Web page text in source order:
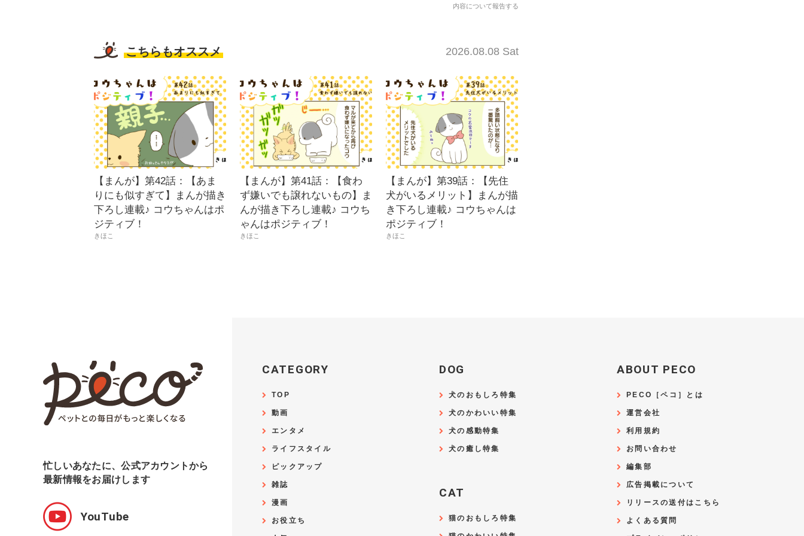
内容について報告する
こちらもオススメ 2026.08.08 Sat
【まんが】第42話：【あま
りにも似すぎて】まんが描き
下ろし連載♪ コウちゃんはポ
ジティブ！
きほこ
【まんが】第41話：【食わ
ず嫌いでも譲れないもの】ま
んが描き下ろし連載♪ コウち
ゃんはポジティブ！
きほこ
【まんが】第39話：【先住
犬がいるメリット】まんが描
き下ろし連載♪ コウちゃんは
ポジティブ！
きほこ
忙しいあなたに、公式アカウントから
最新情報をお届けします
YouTube
CATEGORY
TOP
動画
エンタメ
ライフスタイル
ピックアップ
雑誌
漫画
お役立ち
DOG
犬のおもしろ特集
犬のかわいい特集
犬の感動特集
犬の癒し特集
CAT
猫のおもしろ特集
ABOUT PECO
PECO［ペコ］とは
運営会社
利用規約
お問い合わせ
編集部
広告掲載について
リリースの送付はこちら
よくある質問